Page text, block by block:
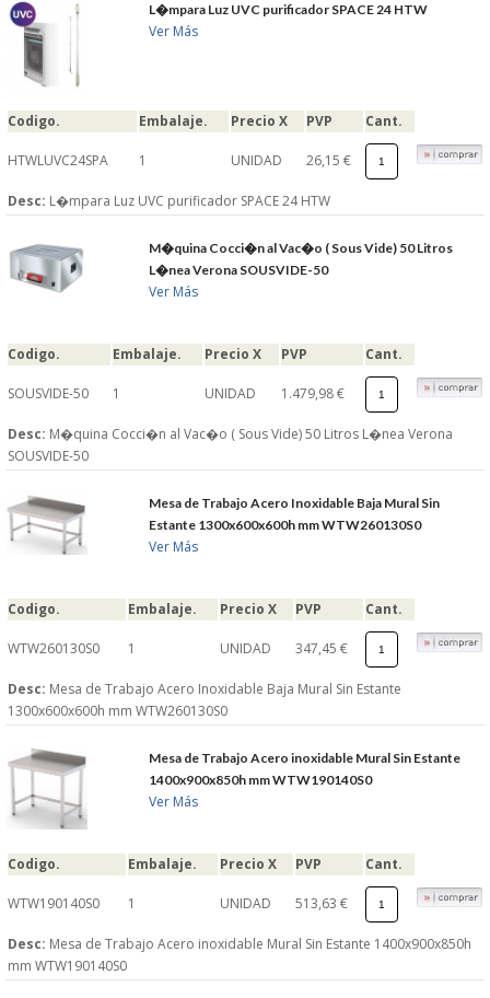
L�mpara Luz UVC purificador SPACE 24 HTW
Ver Más
Codigo. Embalaje. Precio X PVP Cant.
HTWLUVC24SPA 1 UNIDAD 26,15 €
Desc: L�mpara Luz UVC purificador SPACE 24 HTW
M�quina Cocci�n al Vac�o ( Sous Vide) 50 Litros
L�nea Verona SOUSVIDE-50
Ver Más
Codigo. Embalaje. Precio X PVP Cant.
SOUSVIDE-50 1 UNIDAD 1.479,98 €
Desc: M�quina Cocci�n al Vac�o ( Sous Vide) 50 Litros L�nea Verona
SOUSVIDE-50
Mesa de Trabajo Acero Inoxidable Baja Mural Sin
Estante 1300x600x600h mm WTW260130S0
Ver Más
Codigo. Embalaje. Precio X PVP Cant.
WTW260130S0 1 UNIDAD 347,45 €
Desc: Mesa de Trabajo Acero Inoxidable Baja Mural Sin Estante
1300x600x600h mm WTW260130S0
Mesa de Trabajo Acero inoxidable Mural Sin Estante
1400x900x850h mm WTW190140S0
Ver Más
Codigo. Embalaje. Precio X PVP Cant.
WTW190140S0 1 UNIDAD 513,63 €
Desc: Mesa de Trabajo Acero inoxidable Mural Sin Estante 1400x900x850h
mm WTW190140S0